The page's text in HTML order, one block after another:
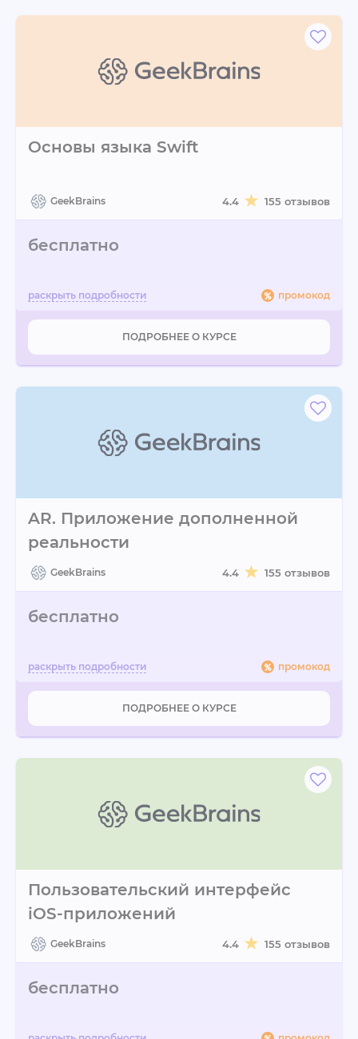
Основы языка Swift
GeekBrains 4.4 155 отзывов
бесплатно
промокод
ПОДРОБНЕЕ О КУРСЕ
AR. Приложение дополненной
реальности
GeekBrains 4.4 155 отзывов
бесплатно
промокод
ПОДРОБНЕЕ О КУРСЕ
Пользовательский интерфейс
iOS-приложений
GeekBrains 4.4 155 отзывов
бесплатно